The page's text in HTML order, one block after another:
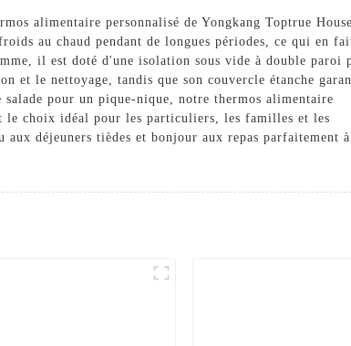
alimentaire personnalisé de Yongkang Toptrue
au chaud pendant de longues périodes, ce qui en
il est doté d'une isolation sous vide à double paroi
et le nettoyage, tandis que son couvercle étanche
pour un pique-nique, notre thermos alimentaire
le choix idéal pour les particuliers, les familles et les
déjeuners tièdes et bonjour aux repas parfaitement à